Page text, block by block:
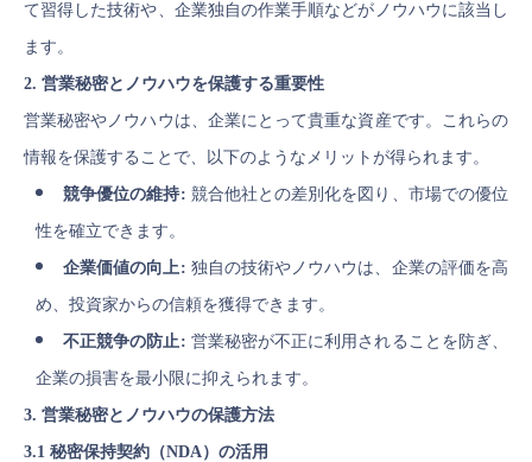
て習得した技術や、企業独自の作業手順などがノウハウに該当し
ます。
2. 営業秘密とノウハウを保護する重要性
営業秘密やノウハウは、企業にとって貴重な資産です。これらの
情報を保護することで、以下のようなメリットが得られます。
競争優位の維持: 競合他社との差別化を図り、市場での優位
性を確立できます。
企業価値の向上: 独自の技術やノウハウは、企業の評価を高
め、投資家からの信頼を獲得できます。
不正競争の防止: 営業秘密が不正に利用されることを防ぎ、
企業の損害を最小限に抑えられます。
3. 営業秘密とノウハウの保護方法
3.1 秘密保持契約（NDA）の活用